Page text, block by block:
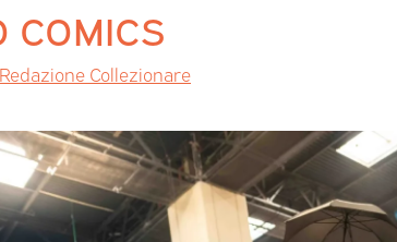
COMICS
Redazione Collezionare